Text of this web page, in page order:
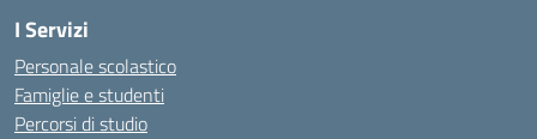
I Servizi
Personale scolastico
Famiglie e studenti
Percorsi di studio